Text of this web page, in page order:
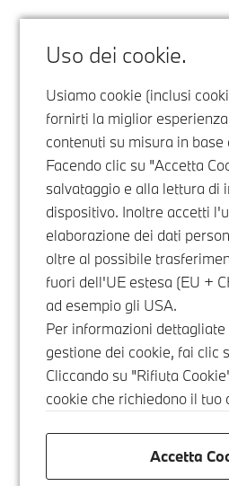
Uso dei cookie.
Usiamo cookie (inclusi
fornirti la miglior
contenuti su misura in
Facendo clic su "Accetta
salvataggio e alla lettura di
dispositivo. Inoltre accetti
elaborazione dei dati
oltre al possibile
fuori dell'UE estesa (EU +
ad esempio gli USA.
Per informazioni
gestione dei cookie, fai clic
Cliccando su "Rifiuta
cookie che richiedono il tuo
Accetta